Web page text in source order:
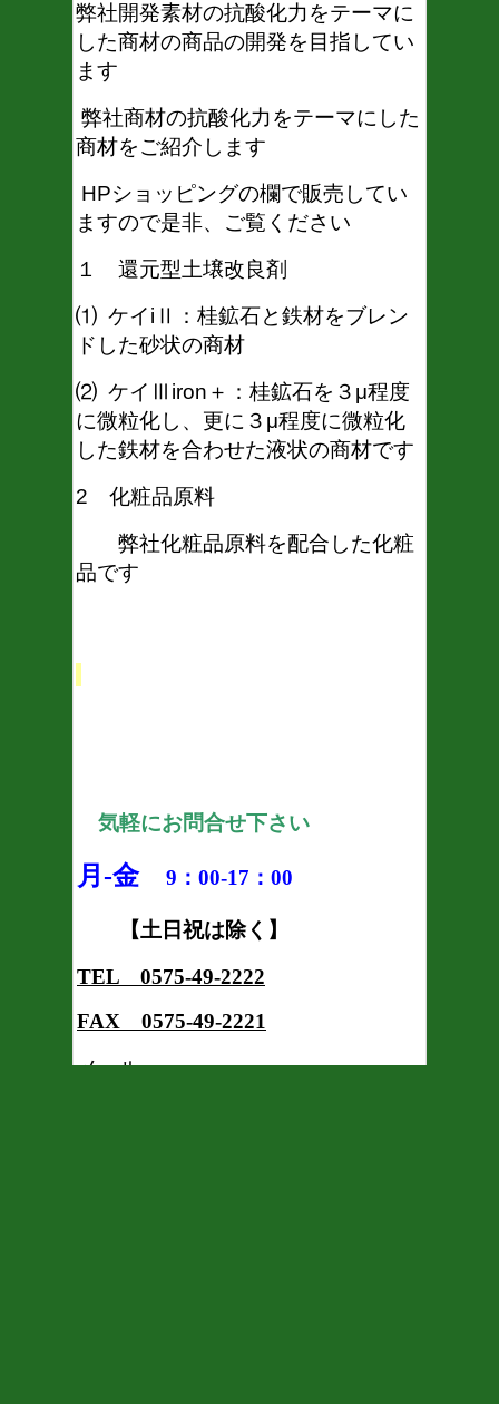
弊社開発素材の抗酸化力をテーマに
した商材の商品の開発を目指してい
ます
弊社商材の抗酸化力をテーマにした
商材をご紹介します
HPショッピングの欄で販売してい
ますので是非、ご覧ください
１ 還元型土壌改良剤
⑴ ケイiⅡ：桂鉱石と鉄材をブレン
ドした砂状の商材
⑵ ケイⅢiron＋：桂鉱石を３μ程度
に微粒化し、更に３μ程度に微粒化
した鉄材を合わせた液状の商材です
2 化粧品原料
弊社化粧品原料を配合した化粧
品です
気軽にお問合せ下さい
月-金 9：00-17：00
【土日祝は除く】
TEL 0575-49-2222
FAX 0575-49-2221
メール